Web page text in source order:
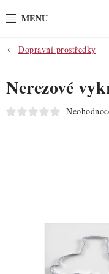
na
POTŘEBY
POMŮCKY
SUROVINY
Dopravní prostředky
Nerezové